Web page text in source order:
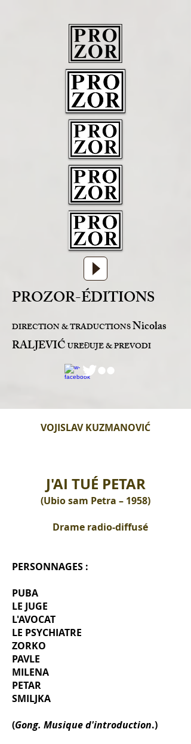
PROZOR-ÉDITIONS
DIRECTION & TRADUCTIONSNicolas
RALJEVIĆUREĐUJE & PREVODI
VOJISLAV KUZMANOVIĆ
J'AI TUÉ PETAR
(Ubio sam Petra – 1958)
Drame radio-diffusé
PERSONNAGES :
PUBA
LE JUGE
L'AVOCAT
LE PSYCHIATRE
ZORKO
PAVLE
MILENA
PETAR
SMILJKA
(Gong. Musique d'introduction.)